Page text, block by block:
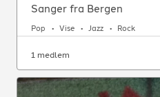
Sanger fra Bergen
Pop Vise Jazz Rock
1 medlem